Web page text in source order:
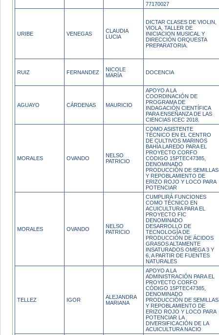
77170027
URIBE VENEGAS
CLAUDIA
LUCIA
DICTAR CLASES DE VIOLIN,
VIOLA, TALLER DE
INICIACION MUSICAL Y
DIRECCIÓN ORQUESTA
PREPARATORIA.
RUIZ FERNANDEZ
NICOLE
MARÍA
DOCENCIA
AGUAYO CÁRDENAS MAURICIO
APOYO A LA
COORDINACIÓN DE
PROGRAMA DE
INDAGACIÓN CIENTÍFICA
PARA ENSEÑANZA DE LAS
CIENCIAS ICEC 2018.
MORALES OVANDO
NELSO
PATRICIO
COMO ASISTENTE
TÉCNICO EN EL CENTRO
DE CULTIVOS MARINOS
BAHÍA LAREDO PARA EL
PROYECTO CORFO
CODIGO 15PTEC47385,
DENOMINADO
PRODUCCIÓN DE SEMILLAS
Y REPOBLAMIENTO DE
ERIZO ROJO Y LOCO PARA
POTENCIAR
MORALES OVANDO
NELSO
PATRICIO
CUMPLIRÁ FUNCIONES
COMO TÉCNICO EN
ACUICULTURA PARA EL
PROYECTO FIC
DENOMINADO
DESARROLLO DE
TECNOLOGÍA DE
PRODUCCIÓN DE ÁCIDOS
GRASOS ALTAMENTE
INSATURADOS OMEGA 3 Y
6, A PARTIR DE FUENTES
NATURALES
TELLEZ IGOR
ALEJANDRA
MARIANA
APOYO A LA
ADMINISTRACIÓN PARA EL
PROYECTO CORFO
CÓDIGO 15PTEC47385,
DENOMINADO
PRODUCCIÓN DE SEMILLAS
Y REPOBLAMIENTO DE
ERIZO ROJO Y LOCO PARA
POTENCIAR LA
DIVERSIFICACIÓN DE LA
ACUICULTURA NACIO